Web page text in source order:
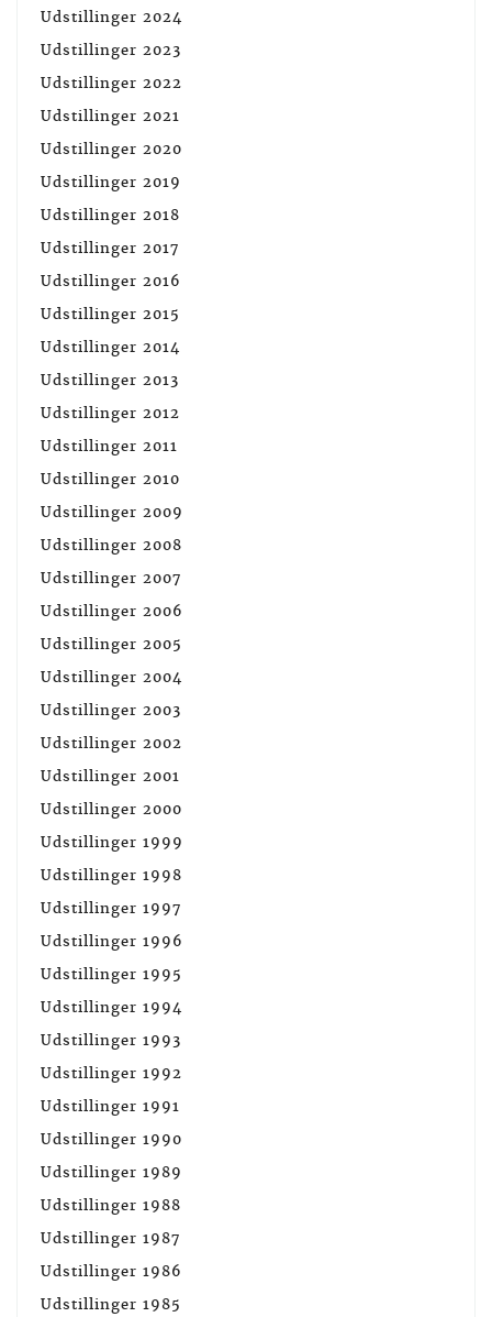
Udstillinger 2024
Udstillinger 2023
Udstillinger 2022
Udstillinger 2021
Udstillinger 2020
Udstillinger 2019
Udstillinger 2018
Udstillinger 2017
Udstillinger 2016
Udstillinger 2015
Udstillinger 2014
Udstillinger 2013
Udstillinger 2012
Udstillinger 2011
Udstillinger 2010
Udstillinger 2009
Udstillinger 2008
Udstillinger 2007
Udstillinger 2006
Udstillinger 2005
Udstillinger 2004
Udstillinger 2003
Udstillinger 2002
Udstillinger 2001
Udstillinger 2000
Udstillinger 1999
Udstillinger 1998
Udstillinger 1997
Udstillinger 1996
Udstillinger 1995
Udstillinger 1994
Udstillinger 1993
Udstillinger 1992
Udstillinger 1991
Udstillinger 1990
Udstillinger 1989
Udstillinger 1988
Udstillinger 1987
Udstillinger 1986
Udstillinger 1985